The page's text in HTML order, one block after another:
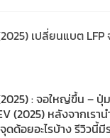
(2025) เปลี่ยนแบต
(2025) : จอใหญ่ขึ้น –
(2025) หลังจากเร
ดด้อยอะไรบ้าง รีวิว